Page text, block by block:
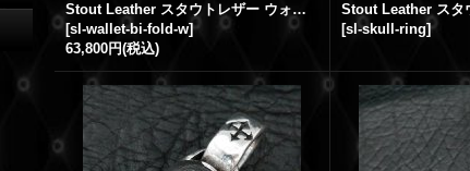
Stout Leather スタウトレザー ウォレット ブラックエンボス
[sl-wallet-bi-fold-w]
63,800円(税込)
[sl-skull-ring]